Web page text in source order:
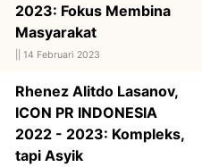
2023: Fokus Membina
Masyarakat
14 Februari 2023
Rhenez Alitdo Lasanov,
ICON PR INDONESIA
2022 - 2023: Kompleks,
tapi Asyik